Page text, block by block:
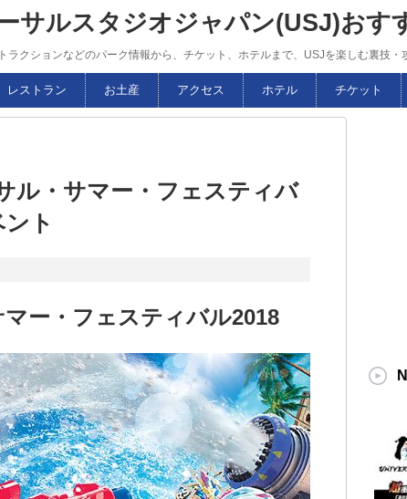
サルスタジオジャパン(USJ)おす
クションなどのパーク情報から、チケット、ホテルまで、USJを楽しむ裏技・
レストラン お土産 アクセス ホテル チケット
ル・サマー・フェスティバ
ト
ー・フェスティバル2018